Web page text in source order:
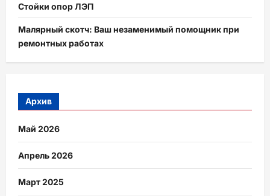
Стойки опор ЛЭП
Малярный скотч: Ваш незаменимый помощник при
ремонтных работах
Архив
Май 2026
Апрель 2026
Март 2025